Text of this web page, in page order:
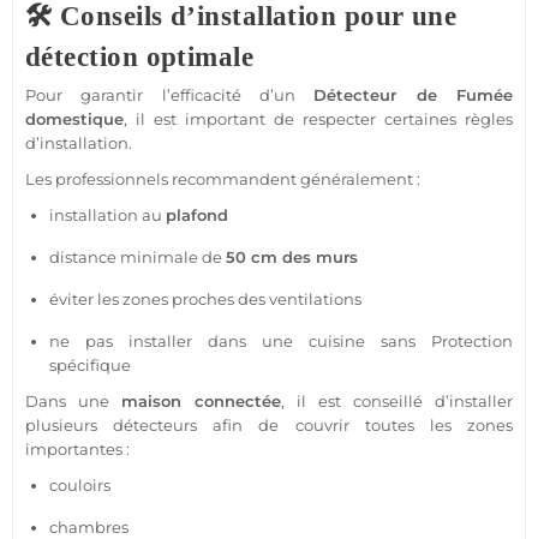
🛠️ Conseils d’installation pour une
détection optimale
Pour garantir l’efficacité d’un Détecteur de Fumée
domestique, il est important de respecter certaines règles
d’installation.
Les professionnels recommandent généralement :
installation au plafond
distance minimale de50 cm des murs
éviter les zones proches des ventilations
ne pas installer dans une cuisine sans Protection
spécifique
Dans une maison connectée, il est conseillé d’installer
plusieurs détecteurs afin de couvrir toutes les zones
importantes :
couloirs
chambres